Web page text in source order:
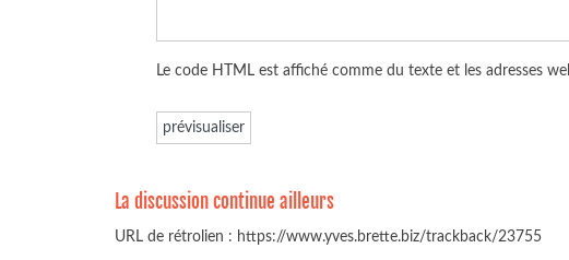
Le code HTML est affiché comme du texte et les adresses
La discussion continue ailleurs
URL de rétrolien : https://www.yves.brette.biz/trackback/23755